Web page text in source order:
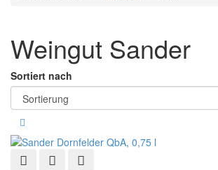
Weingut Sander
Sortiert nach
SchnellansichtZur Wunschliste hinzufügen